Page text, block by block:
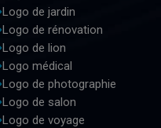
Logo de jardin
Logo de rénovation
Logo de lion
Logo médical
Logo de photographie
Logo de salon
Logo de voyage